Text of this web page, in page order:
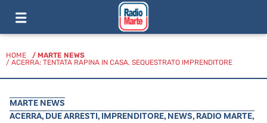
HOME / MARTE NEWS
/ ACERRA: TENTATA RAPINA IN CASA, SEQUESTRATO IMPRENDITORE
MARTE NEWS
ACERRA, DUE ARRESTI, IMPRENDITORE, NEWS, RADIO MARTE,